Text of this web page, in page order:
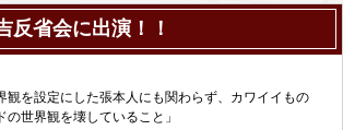
反省会に出演！！
観を設定にした張本人にも関わらず、カワイイもの
世界観を壊していること」